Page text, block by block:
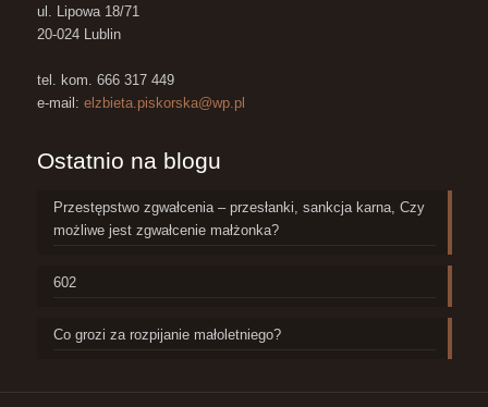
ul. Lipowa 18/71
20-024 Lublin
tel. kom. 666 317 449
e-mail: elzbieta.piskorska@wp.pl
Ostatnio na blogu
Przestępstwo zgwałcenia – przesłanki, sankcja karna, Czy
możliwe jest zgwałcenie małżonka?
602
Co grozi za rozpijanie małoletniego?